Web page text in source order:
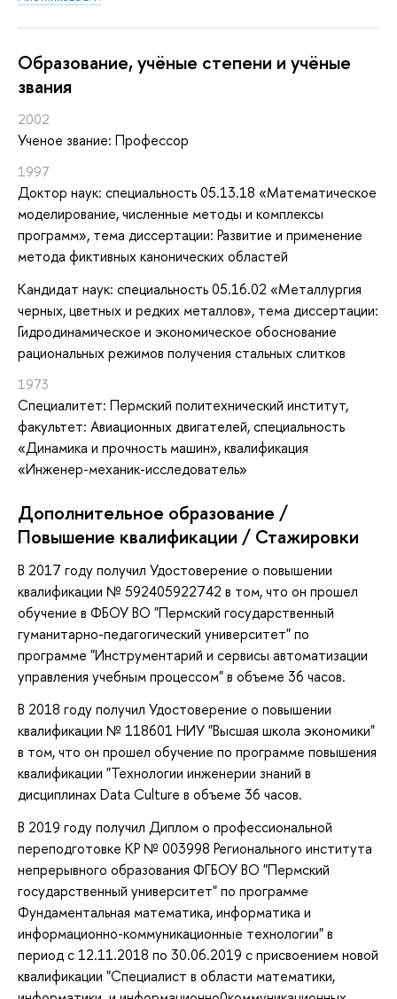
Oбразование, учёные степени и учёные
звания
2002
Ученое звание: Профессор
1997
Доктор наук: специальность 05.13.18 «Математическое
моделирование, численные методы и комплексы
программ», тема диссертации: Развитие и применение
метода фиктивных канонических областей
Кандидат наук: специальность 05.16.02 «Металлургия
черных, цветных и редких металлов», тема диссертации:
Гидродинамическое и экономическое обоснование
рациональных режимов получения стальных слитков
1973
Специалитет: Пермский политехнический институт,
факультет: Авиационных двигателей, специальность
«Динамика и прочность машин», квалификация
«Инженер-механик-исследователь»
Дополнительное образование /
Повышение квалификации / Стажировки
В 2017 году получил Удостоверение о повышении
квалификации № 592405922742 в том, что он прошел
обучение в ФБОУ ВО "Пермский государственный
гуманитарно-педагогический университет" по
программе "Инструментарий и сервисы автоматизации
управления учебным процессом" в объеме 36 часов.
В 2018 году получил Удостоверение о повышении
квалификации № 118601 НИУ "Высшая школа экономики"
в том, что он прошел обучение по программе повышения
квалификации "Технологии инженерии знаний в
дисциплинах Data Culture в объеме 36 часов.
В 2019 году получил Диплом о профессиональной
переподготовке КР № 003998 Регионального института
непрерывного образования ФГБОУ ВО "Пермский
государственный университет" по программе
Фундаментальная математика, информатика и
информационно-коммуникационные технологии" в
период с 12.11.2018 по 30.06.2019 с присвоением новой
квалификации "Специалист в области математики,